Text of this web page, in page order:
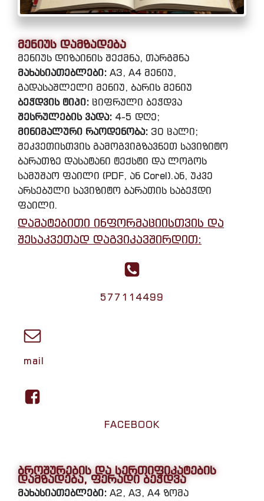
მენიუს დამზადება
მენიუს დიზაინის შექმნა, თარგმნა
მახასიათებლები: A3, A4 მენიუ,
გადასაშლელი მენიუ, ბარის მენიუ
ბეჭდვის ტიპი: ციფრული ბეჭდვა
შესრულების ვადა: 4-5 დღე;
მინიმალური რაოდენობა: 30 ცალი;
შეკვეთისთვის გამოგვიგზავნეთ სავიზიტო
ბარათზე დასატანი ტექსტი და ლოგოს
სამუშაო ფაილი (PDF, ან Corel).ან, უკვე
არსებული სავიზიტო ბარათის საბეჭდი
ფაილი.
დამატებითი ინფორმაციისთვის და
შესაკვეთად დაგვიკავშირდით:
577114499
mail
FACEBOOK
ბროშურების და სერთიფიკატების
დამზადება, ფერადი ბეჭდვა
მახასიათებლები: A2, A3, A4 ზომა